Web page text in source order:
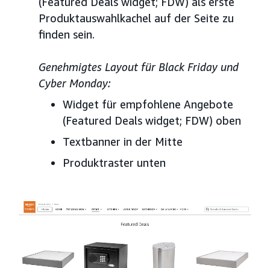
Produktauswahlkachel auf der Seite zu
finden sein.
Genehmigtes Layout für Black Friday und
Cyber Monday:
Widget für empfohlene Angebote
(Featured Deals widget; FDW) oben
Textbanner in der Mitte
Produktraster unten